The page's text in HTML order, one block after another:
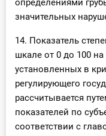
определениями
значительных
14. Показатель
шкале от 0 до 100
установленных в
регулирующего
рассчитывается
показателей по
соответствии с